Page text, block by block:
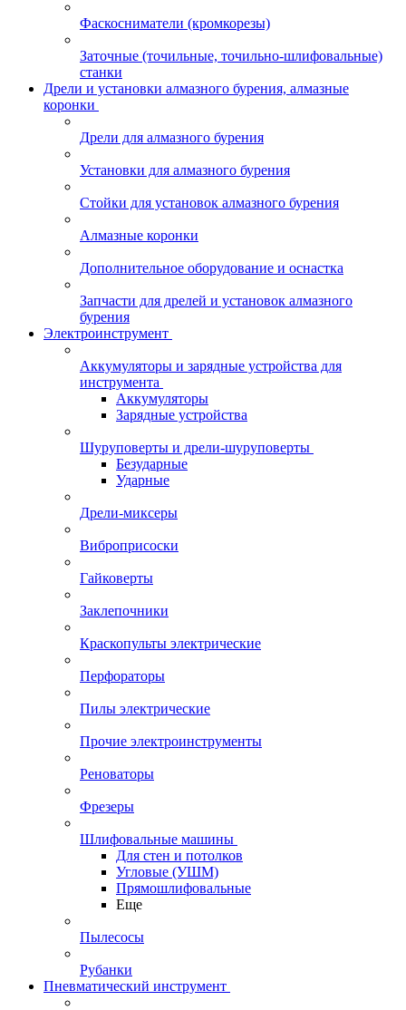
Фаскосниматели (кромкорезы)
Заточные (точильные, точильно-шлифовальные)
станки
Дрели и установки алмазного бурения, алмазные
коронки
Дрели для алмазного бурения
Установки для алмазного бурения
Стойки для установок алмазного бурения
Алмазные коронки
Дополнительное оборудование и оснастка
Запчасти для дрелей и установок алмазного
бурения
Электроинструмент
Аккумуляторы и зарядные устройства для
инструмента
Аккумуляторы
Зарядные устройства
Шуруповерты и дрели-шуруповерты
Безударные
Ударные
Дрели-миксеры
Виброприсоски
Гайковерты
Заклепочники
Краскопульты электрические
Перфораторы
Пилы электрические
Прочие электроинструменты
Реноваторы
Фрезеры
Шлифовальные машины
Для стен и потолков
Угловые (УШМ)
Прямошлифовальные
Еще
Пылесосы
Рубанки
Пневматический инструмент